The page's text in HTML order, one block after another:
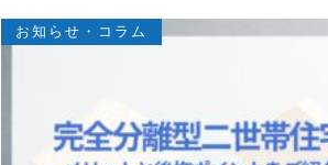
お知らせ・コラム